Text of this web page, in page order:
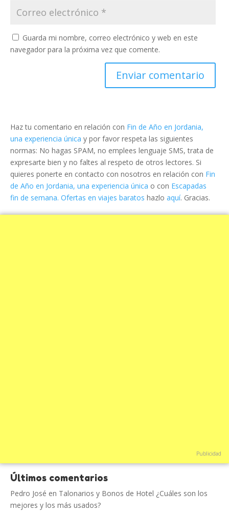
Guarda mi nombre, correo electrónico y web en este
navegador para la próxima vez que comente.
Haz tu comentario en relación con Fin de Año en Jordania,
una experiencia única y por favor respeta las siguientes
normas: No hagas SPAM, no emplees lenguaje SMS, trata de
expresarte bien y no faltes al respeto de otros lectores. Si
quieres ponerte en contacto con nosotros en relación con Fin
de Año en Jordania, una experiencia única o con Escapadas
fin de semana. Ofertas en viajes baratos hazlo aquí. Gracias.
Publicidad
Últimos comentarios
Pedro José en Talonarios y Bonos de Hotel ¿Cuáles son los
mejores y los más usados?